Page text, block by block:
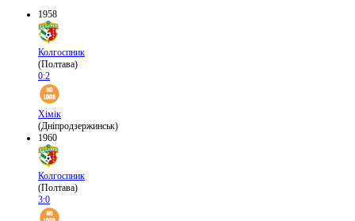
1958
Колгоспник
(Полтава)
0:2
Хімік
(Дніпродзержинськ)
1960
Колгоспник
(Полтава)
3:0